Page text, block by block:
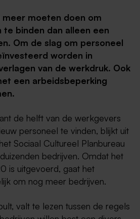
meer moeten doen om
te binden dan alleen een
Om de slag om personeel
worden in
van de werkdruk. Ook
een arbeidsbeperking
de helft van de werkgevers
personeel te vinden, blijkt uit
Sociaal Cultureel Planbureau
bedrijven. Omdat het
is uitgevoerd, gaat het
om nog meer bedrijven.
valt te lezen tussen de regels